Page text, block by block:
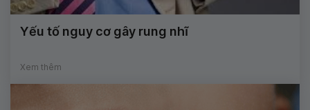
Yếu tố nguy cơ gây rung nhĩ
Xem thêm